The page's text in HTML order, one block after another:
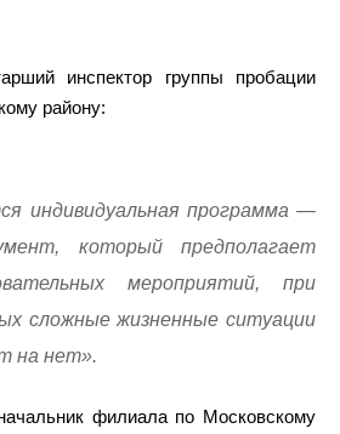
инспектор группы пробации
району:
индивидуальная программа —
который предполагает
мероприятий, при
сложные жизненные ситуации
на нет».
филиала по Московскому